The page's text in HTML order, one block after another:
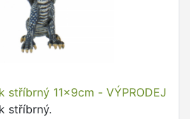
stříbrný 11x9cm - VÝPRODEJ
stříbrný.